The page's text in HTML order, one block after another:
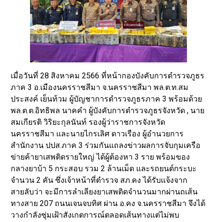
เมื่อวันที่ 28 สิงหาคม 2566 ที่หน้ากองบังคับการตำรวจภูธร
ภาค 3 อ.เมืองนครราชสีมา จ.นครราชสีมา พล.ต.ท.สม
ประสงค์ เย็นท้วม ผู้บัญชาการตำรวจภูธรภาค 3 พร้อมด้วย
พล.ต.ต.อิทธิพล นาคคำ ผู้บังคับการตำรวจภูธรจังหวัด , นาย
สมเกียรติ วิริยะกุลนันท์ รองผู้ว่าราชการจังหวัด
นครราชสีมา และนายไกรเลิศ ดาวเรือง ผู้อำนวยการ
สำนักงาน ปปส.ภาค 3 ร่วมกันแถลงข่าวผลการจับกุมเครือ
ข่ายค้ายาเสพติดรายใหญ่ ได้ผู้ต้องหา 3 ราย พร้อมของ
กลางยาบ้า 5 กระสอบ รวม 2 ล้านเม็ด และรถยนต์กระบะ
จำนวน 2 คัน ซึ่งเจ้าหน้าที่ตำรวจ สภ.คง ได้รับแจ้งจาก
สายลับว่า จะมีการลำเลียงยาเสพติดจำนวนมากผ่านถเส้น
ทางสาย 207 ถนนเจนจบทิศ ผ่าน อ.คง จ.นครราชสีมา จึงได้
วางกำลังซุ่มเฝ้าสังเกตการณ์ตลอดเส้นทางแต่ไม่พบ